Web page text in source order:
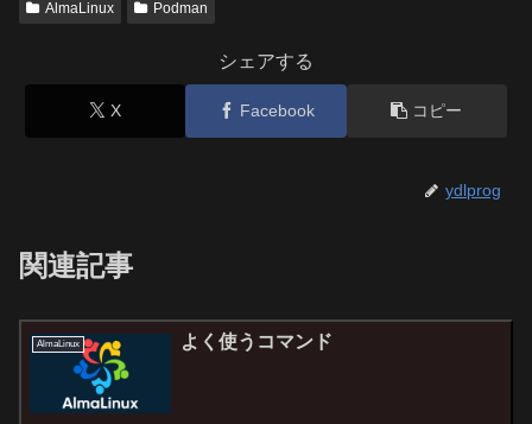
AlmaLinux Podman
シェアする
X Facebook コピー
ydlprog
関連記事
AlmaLinux よく使うコマンド